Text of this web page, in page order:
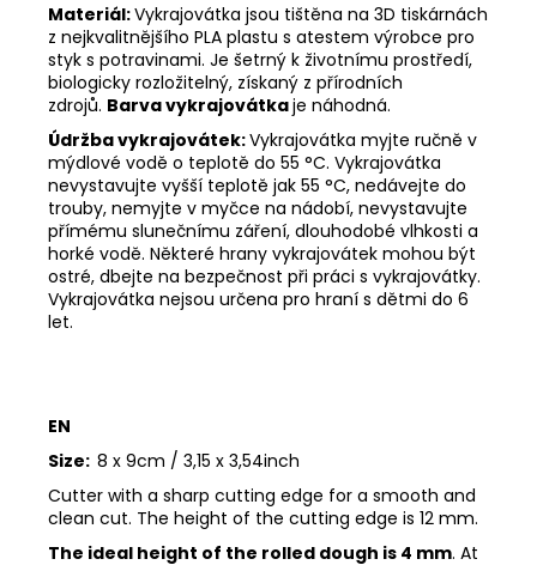
Materiál:Vykrajovátka jsou tištěna na 3D tiskárnách
z nejkvalitnějšího PLA plastu s atestem výrobce pro
styk s potravinami. Je šetrný k životnímu prostředí,
biologicky rozložitelný, získaný z přírodních
zdrojů. Barva vykrajovátkaje náhodná.
Údržba vykrajovátek:Vykrajovátka myjte ručně v
mýdlové vodě o teplotě do 55 °C. Vykrajovátka
nevystavujte vyšší teplotě jak 55 °C, nedávejte do
trouby, nemyjte v myčce na nádobí, nevystavujte
přímému slunečnímu záření, dlouhodobé vlhkosti a
horké vodě. Některé hrany vykrajovátek mohou být
ostré, dbejte na bezpečnost při práci s vykrajovátky.
Vykrajovátka nejsou určena pro hraní s dětmi do 6
let.
EN
Size: 8 x 9cm / 3,15 x 3,54inch
Cutter with a sharp cutting edge for a smooth and
clean cut. The height of the cutting edge is 12 mm.
The ideal height of the rolled dough is 4 mm. At